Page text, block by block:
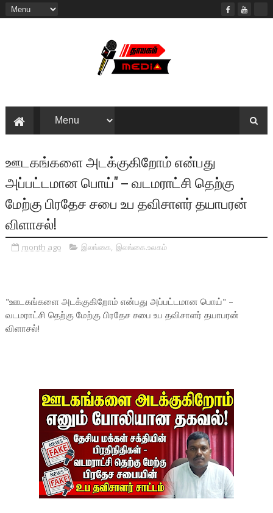
ஊடகங்களை அடக்குகிறோம் என்பது
அப்பட்டமான பொய்" – வடமராட்சி தெற்கு
மேற்கு பிரதேச சபை உப தவிசாளர் தயாபரன்
விளாசல்!
month ago இலங்கை, இலங்கை.உலகம்
"ஊடகங்களை அடக்குகிறோம் என்பது அப்பட்டமான பொய்" –
வடமராட்சி தெற்கு மேற்கு பிரதேச சபை உப தவிசாளர் தயாபரன்
விளாசல்!